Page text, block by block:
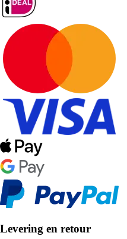
Levering en retour